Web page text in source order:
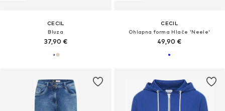
CECIL
Bluza
37,90 €
CECIL
Ohlapna forma Hlače 'Neele'
49,90 €